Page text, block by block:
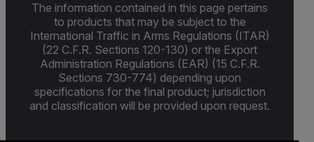
The information contained in this page pertains
to products that may be subject to the
International Traffic in Arms Regulations (ITAR)
(22 C.F.R. Sections 120-130) or the Export
Administration Regulations (EAR) (15 C.F.R.
Sections 730-774) depending upon
specifications for the final product; jurisdiction
and classification will be provided upon request.